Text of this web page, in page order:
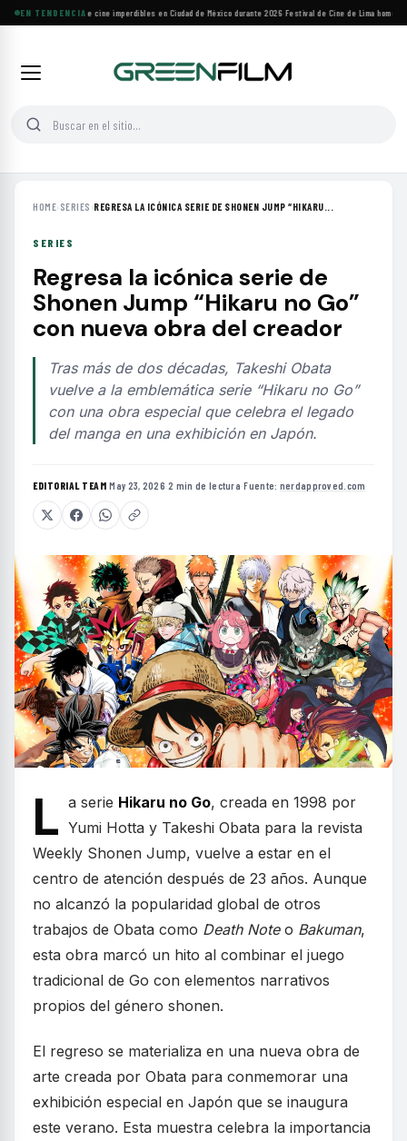
EN TENDENCIA
Cuatro festivales de cine imperdibles en Ciudad de México durante 2026·Festival de Cine de Lima
HOME› SERIES ›REGRESA LA ICÓNICA SERIE DE SHONEN JUMP “HIKARU...
SERIES
Regresa la icónica serie de
Shonen Jump “Hikaru no Go”
con nueva obra del creador
Tras más de dos décadas, Takeshi Obata
vuelve a la emblemática serie “Hikaru no Go”
con una obra especial que celebra el legado
del manga en una exhibición en Japón.
EDITORIAL TEAM·May 23, 2026·2 min de lectura·Fuente: nerdapproved.com
L a serie Hikaru no Go, creada en 1998 por
Yumi Hotta y Takeshi Obata para la revista
Weekly Shonen Jump, vuelve a estar en el
centro de atención después de 23 años. Aunque
no alcanzó la popularidad global de otros
trabajos de Obata como Death Noteo Bakuman,
esta obra marcó un hito al combinar el juego
tradicional de Go con elementos narrativos
propios del género shonen.
El regreso se materializa en una nueva obra de
arte creada por Obata para conmemorar una
exhibición especial en Japón que se inaugura
este verano. Esta muestra celebra la importancia